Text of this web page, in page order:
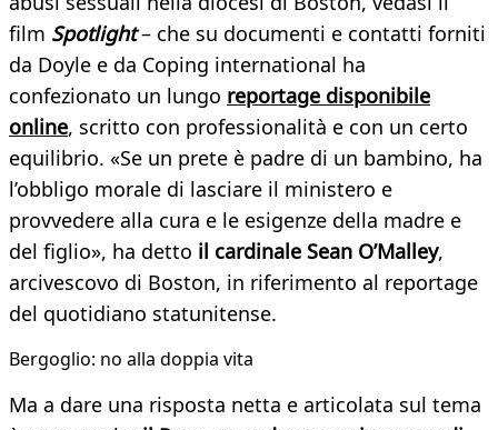
film Spotlight– che su documenti e contatti forniti
da Doyle e da Coping international ha
confezionato un lungo reportage disponibile
online, scritto con professionalità e con un certo
equilibrio. «Se un prete è padre di un bambino, ha
l’obbligo morale di lasciare il ministero e
provvedere alla cura e le esigenze della madre e
del figlio», ha detto il cardinale Sean O’Malley,
arcivescovo di Boston, in riferimento al reportage
del quotidiano statunitense.
Bergoglio: no alla doppia vita
Ma a dare una risposta netta e articolata sul tema